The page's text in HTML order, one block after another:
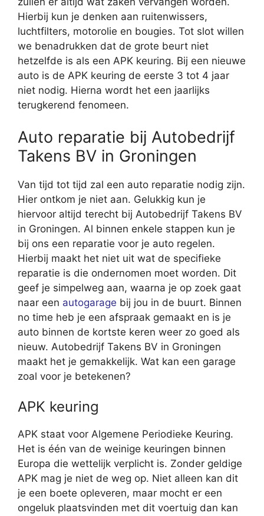
Hierbij kun je denken aan ruitenwissers,
luchtfilters, motorolie en bougies. Tot slot willen
we benadrukken dat de grote beurt niet
hetzelfde is als een APK keuring. Bij een nieuwe
auto is de APK keuring de eerste 3 tot 4 jaar
niet nodig. Hierna wordt het een jaarlijks
terugkerend fenomeen.
Auto reparatie bij Autobedrijf
Takens BV in Groningen
Van tijd tot tijd zal een auto reparatie nodig zijn.
Hier ontkom je niet aan. Gelukkig kun je
hiervoor altijd terecht bij Autobedrijf Takens BV
in Groningen. Al binnen enkele stappen kun je
bij ons een reparatie voor je auto regelen.
Hierbij maakt het niet uit wat de specifieke
reparatie is die ondernomen moet worden. Dit
geef je simpelweg aan, waarna je op zoek gaat
naar een autogarage bij jou in de buurt. Binnen
no time heb je een afspraak gemaakt en is je
auto binnen de kortste keren weer zo goed als
nieuw. Autobedrijf Takens BV in Groningen
maakt het je gemakkelijk. Wat kan een garage
zoal voor je betekenen?
APK keuring
APK staat voor Algemene Periodieke Keuring.
Het is één van de weinige keuringen binnen
Europa die wettelijk verplicht is. Zonder geldige
APK mag je niet de weg op. Niet alleen kan dit
je een boete opleveren, maar mocht er een
ongeluk plaatsvinden met dit voertuig dan kan